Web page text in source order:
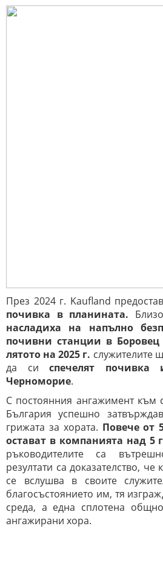
През 2024 г. Kaufland
почивка в планината. Близо
насладиха на напълно
почивни станции в
лятото на 2025 г. служителите
да си спечелят почивка
Черноморие.
С постоянния ангажимент към
България успешно
грижата за хората. Повече от
остават в компанията над 5
ръководителите са
резултати са доказателство,
се вслушва в своите
благосъстоянието им, тя
среда, а една сплотена
ангажирани хора.